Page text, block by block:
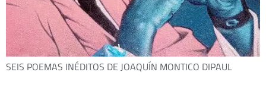
SEIS POEMAS INÉDITOS DE JOAQUÍN MONTICO DIPAUL